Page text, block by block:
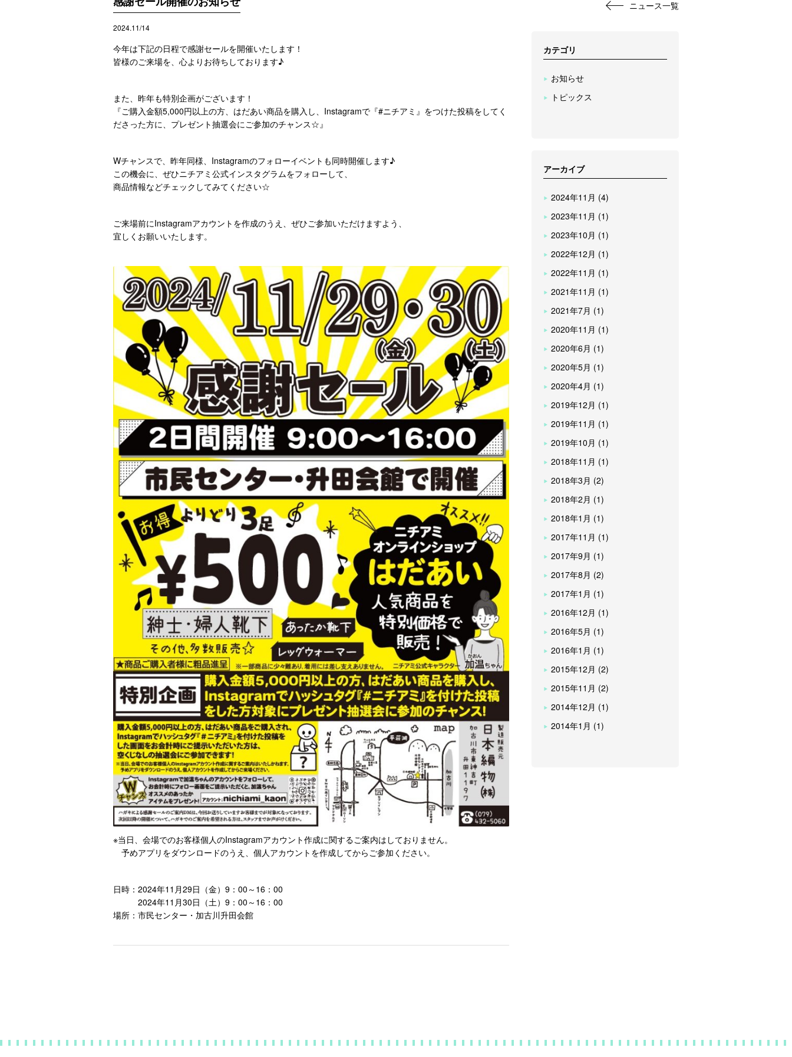
2024.11/14
今年は下記の日程で感謝セールを開催いたします！
皆様のご来場を、心よりお待ちしております♪
また、昨年も特別企画がございます！
『ご購入金額5,000円以上の方、はだあい商品を購入し、Instagramで『#ニチアミ』をつけた投稿をしてく
ださった方に、プレゼント抽選会にご参加のチャンス☆』
Wチャンスで、昨年同様、Instagramのフォローイベントも同時開催します♪
この機会に、ぜひニチアミ公式インスタグラムをフォローして、
商品情報などチェックしてみてください☆
ご来場前にInstagramアカウントを作成のうえ、ぜひご参加いただけますよう、
宜しくお願いいたします。
※当日、会場でのお客様個人のInstagramアカウント作成に関するご案内はしておりません。
予めアプリをダウンロードのうえ、個人アカウントを作成してからご参加ください。
日時：2024年11月29日（金）9：00～16：00
2024年11月30日（土）9：00～16：00
場所：市民センター・加古川升田会館
カテゴリ
お知らせ
トピックス
アーカイブ
2024年11月 (4)
2023年11月 (1)
2023年10月 (1)
2022年12月 (1)
2022年11月 (1)
2021年11月 (1)
2021年7月 (1)
2020年11月 (1)
2020年6月 (1)
2020年5月 (1)
2020年4月 (1)
2019年12月 (1)
2019年11月 (1)
2019年10月 (1)
2018年11月 (1)
2018年3月 (2)
2018年2月 (1)
2018年1月 (1)
2017年11月 (1)
2017年9月 (1)
2017年8月 (2)
2017年1月 (1)
2016年12月 (1)
2016年5月 (1)
2016年1月 (1)
2015年12月 (2)
2015年11月 (2)
2014年12月 (1)
2014年1月 (1)
ニュース一覧